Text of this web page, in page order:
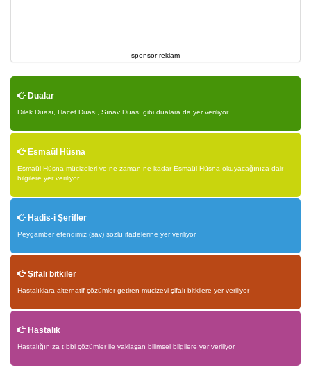
sponsor reklam
Dualar
Dilek Duası, Hacet Duası, Sınav Duası gibi dualara da yer veriliyor
Esmaül Hüsna
Esmaül Hüsna mücizeleri ve ne zaman ne kadar Esmaül Hüsna okuyacağınıza dair
bilgilere yer veriliyor
Hadis-i Şerifler
Peygamber efendimiz (sav) sözlü ifadelerine yer veriliyor
Şifalı bitkiler
Hastalıklara alternatif çözümler getiren mucizevi şifalı bitkilere yer veriliyor
Hastalık
Hastalığınıza tıbbi çözümler ile yaklaşan bilimsel bilgilere yer veriliyor